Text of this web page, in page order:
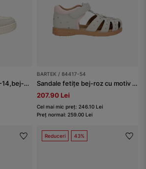
Ghete BARTEK 86304-14,bej-verde
BARTEK / 84417-54
Sandale fetițe bej-roz cu motiv floral BARTEK 84417-54
207.90 Lei
Cel mai mic preț: 246.10 Lei
Preț normal: 259.00 Lei
Reduceri 43%